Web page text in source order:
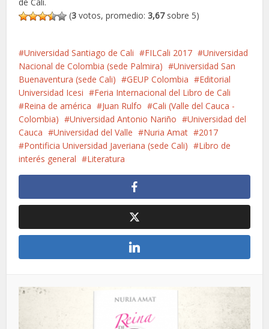
(3 votos, promedio:3,67sobre 5)
Universidad Santiago de Cali FILCali 2017
Universidad
Nacional de Colombia (sede Palmira)
Universidad San
Buenaventura (sede Cali)
GEUP Colombia
Editorial
Universidad Icesi
Feria Internacional del Libro de Cali
Reina de américa
Juan Rulfo
Cali (Valle del Cauca -
Colombia)
Universidad Antonio Nariño
Universidad del
Cauca
Universidad del Valle Nuria Amat
2017
Pontificia Universidad Javeriana (sede Cali)
Libro de
interés general
Literatura